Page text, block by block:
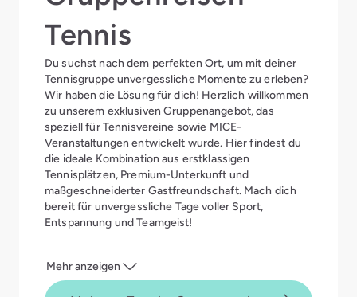
Tennis
Du suchst nach dem perfekten Ort, um mit deiner
Tennisgruppe unvergessliche Momente zu erleben?
Wir haben die Lösung für dich! Herzlich willkommen
zu unserem exklusiven Gruppenangebot, das
speziell für Tennisvereine sowie MICE-
Veranstaltungen entwickelt wurde. Hier findest du
die ideale Kombination aus erstklassigen
Tennisplätzen, Premium-Unterkunft und
maßgeschneiderter Gastfreundschaft. Mach dich
bereit für unvergessliche Tage voller Sport,
Entspannung und Teamgeist!
ab 7 vollzahlenden Gästen übernachtet die 8.
Person mit all-inclusive für die Dauer der
Mindestaufenthaltsdauer: 5 Nächte
Mindestens 3 Tage Tennis/Golf je Teilnehmer
Mehr anzeigen